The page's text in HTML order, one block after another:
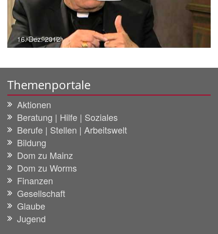
16. Dez. 2012
Themenportale
Aktionen
Beratung | Hilfe | Soziales
Berufe | Stellen | Arbeitswelt
Bildung
Dom zu Mainz
Dom zu Worms
Finanzen
Gesellschaft
Glaube
Jugend